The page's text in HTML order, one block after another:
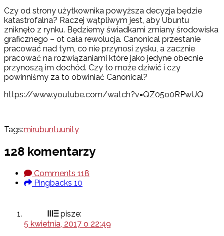
Czy od strony użytkownika powyższa decyzja będzie
katastrofalna? Raczej wątpliwym jest, aby Ubuntu
zniknęło z rynku. Będziemy świadkami zmiany środowiska
graficznego – ot cała rewolucja. Canonical przestanie
pracować nad tym, co nie przynosi zysku, a zacznie
pracować na rozwiązaniami które jako jedyne obecnie
przynoszą im dochód. Czy to może dziwić i czy
powinniśmy za to obwiniać Canonical?
https://www.youtube.com/watch?v=QZ05o0RPwUQ
Tags:mirubuntuunity
128 komentarzy
Comments 118
Pingbacks 10
ⲼⲶ pisze:
5 kwietnia, 2017 o 22:49